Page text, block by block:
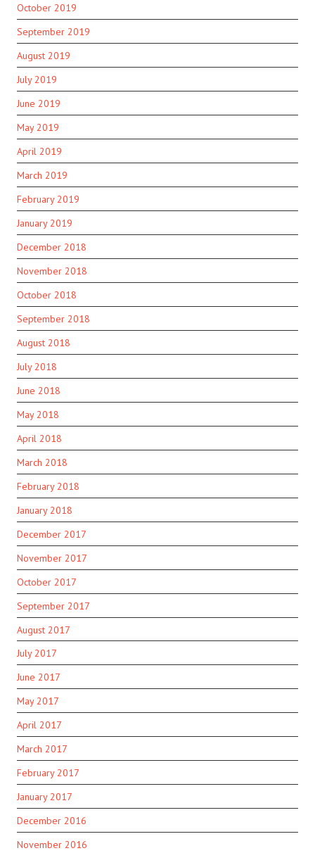
October 2019
September 2019
August 2019
July 2019
June 2019
May 2019
April 2019
March 2019
February 2019
January 2019
December 2018
November 2018
October 2018
September 2018
August 2018
July 2018
June 2018
May 2018
April 2018
March 2018
February 2018
January 2018
December 2017
November 2017
October 2017
September 2017
August 2017
July 2017
June 2017
May 2017
April 2017
March 2017
February 2017
January 2017
December 2016
November 2016